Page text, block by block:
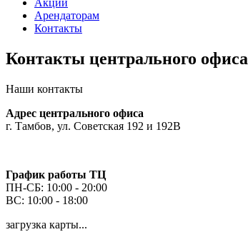
Акции
Арендаторам
Контакты
Контакты центрального офиса
Наши контакты
Адрес центрального офиса
г. Тамбов, ул. Советская 192 и 192B
График работы ТЦ
ПН-СБ: 10:00 - 20:00
ВС: 10:00 - 18:00
загрузка карты...